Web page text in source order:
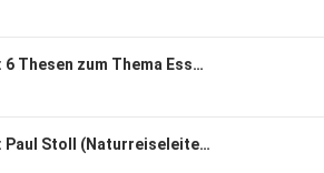
HUW Archiv: 6 Thesen zum Thema Essen & Reisen
HUW Archiv: Paul Stoll (Naturreiseleiter, Wildlife-Fotograf und Produktdesigner)